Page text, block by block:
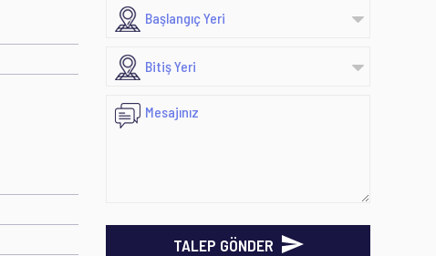
TALEP GÖNDER